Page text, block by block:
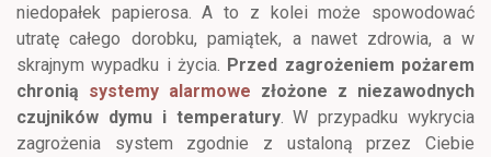
niedopałek papierosa. A to z kolei może spowodować
utratę całego dorobku, pamiątek, a nawet zdrowia, a w
skrajnym wypadku i życia. Przed zagrożeniem pożarem
chronią systemy alarmowe złożone z niezawodnych
czujników dymu i temperatury. W przypadku wykrycia
zagrożenia system zgodnie z ustaloną przez Ciebie